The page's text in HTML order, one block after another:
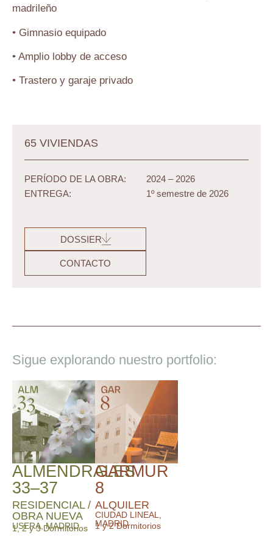
madrileño
• Gimnasio equipado
• Amplio lobby de acceso
• Trastero y garaje privado
65 VIVIENDAS
PERÍODO DE LA OBRA:
2024 – 2026
ENTREGA:
1º semestre de 2026
DOSSIER
CONTACTO
Sigue explorando nuestro portfolio:
ALMENDRALES
33–37
RESIDENCIAL /
OBRA NUEVA
USERA, MADRID
1, 2 y 3 Dormitorios
GARMUR
8
ALQUILER
CIUDAD LINEAL,
MADRID
1 y 2 Dormitorios